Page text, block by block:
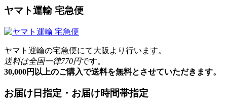
ヤマト運輸 宅急便
ヤマト運輸の宅急便にて大阪より行います。
送料は全国一律770円です。
30,000円以上のご購入で送料を無料とさせていただきます。
お届け日指定・お届け時間帯指定